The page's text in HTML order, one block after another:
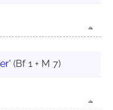
(Bf 1 + M 7)